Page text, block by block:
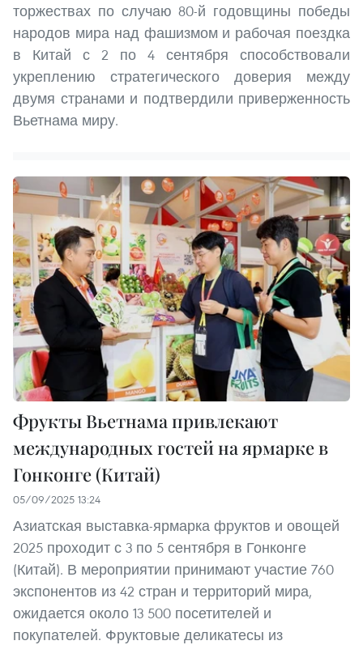
торжествах по случаю 80-й годовщины победы
народов мира над фашизмом и рабочая поездка
в Китай с 2 по 4 сентября способствовали
укреплению стратегического доверия между
двумя странами и подтвердили приверженность
Вьетнама миру.
Фрукты Вьетнама привлекают
международных гостей на ярмарке в
Гонконге (Китай)
05/09/2025 13:24
Азиатская выставка-ярмарка фруктов и овощей
2025 проходит с 3 по 5 сентября в Гонконге
(Китай). В мероприятии принимают участие 760
экспонентов из 42 стран и территорий мира,
ожидается около 13 500 посетителей и
покупателей. Фруктовые деликатесы из